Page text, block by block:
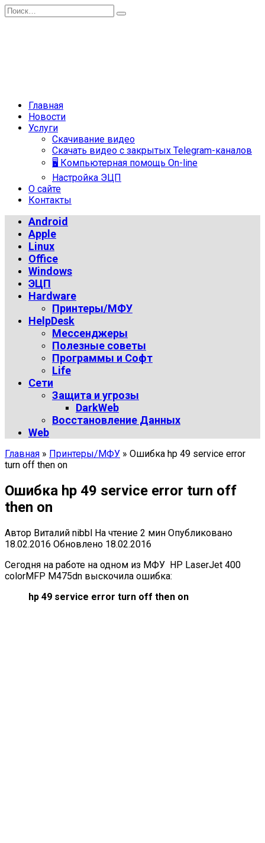
Перейти
к
Search
for:
Главная
Новости
Услуги
Скачивание видео
Скачать видео с закрытых Telegram-каналов
🖥 Компьютерная помощь On-line
Настройка ЭЦП
О сайте
Контакты
Android
Apple
Linux
Office
Windows
ЭЦП
Hardware
Принтеры/МФУ
HelpDesk
Мессенджеры
Полезные советы
Программы и Софт
Life
Сети
Защита и угрозы
DarkWeb
Восстановление Данных
Web
Главная » Принтеры/МФУ » Ошибка hp 49 service error
turn off then on
Ошибка hp 49 service error turn off
then on
Автор Виталий nibbl На чтение 2 мин Опубликовано
18.02.2016 Обновлено 18.02.2016
Сегодня на работе на одном из МФУ HP LaserJet 400
colorMFP M475dn выскочила ошибка:
hp 49 service error turn off then on